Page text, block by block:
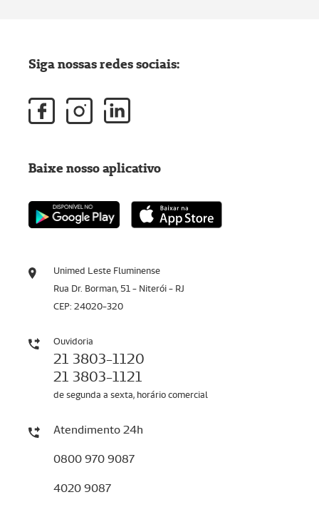
Unimed Leste Fluminense
Rua Dr. Borman, 51 - Niterói - RJ
CEP: 24020-320
Ouvidoria
21 3803-1120
21 3803-1121
de segunda a sexta, horário comercial
Atendimento 24h
0800 970 9087
4020 9087
Siga nossas redes sociais:
Baixe nosso aplicativo